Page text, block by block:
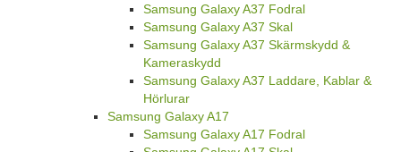
Samsung Galaxy A37 Fodral
Samsung Galaxy A37 Skal
Samsung Galaxy A37 Skärmskydd &
Kameraskydd
Samsung Galaxy A37 Laddare, Kablar &
Hörlurar
Samsung Galaxy A17
Samsung Galaxy A17 Fodral